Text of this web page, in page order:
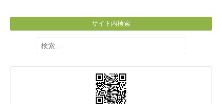
サイト内検索
検
索: